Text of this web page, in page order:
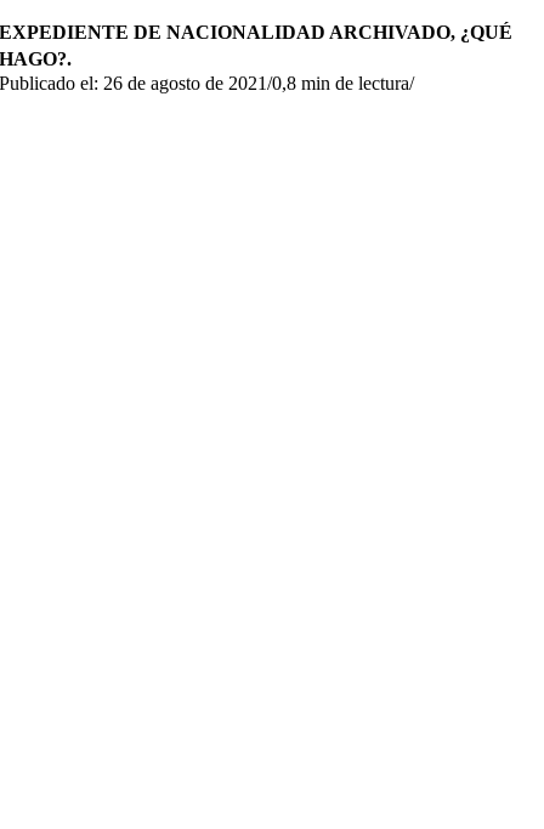
EXPEDIENTE DE NACIONALIDAD ARCHIVADO, ¿QUÉ
HAGO?.
Publicado el: 26 de agosto de 2021/0,8 min de lectura/